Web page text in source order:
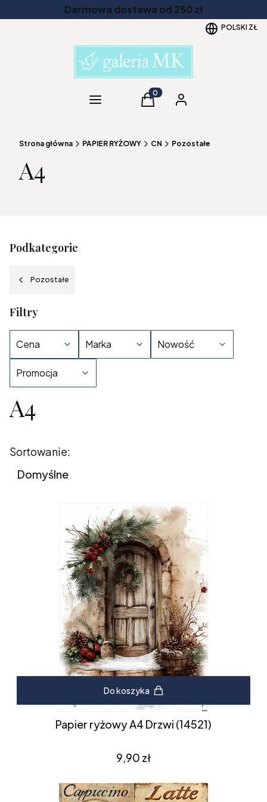
Darmowa dostawa od 250 zł
POLSKI ZŁ
Kategorie Produkty w koszyku: 0.
Koszyk Zaloguj się
Strona główna PAPIER RYŻOWY CN Pozostałe
A4
Podkategorie
Pozostałe
Filtry
Cena Marka Nowość
Promocja
Koniec filtrów
A4
Lista produktów
Sortowanie:
Domyślne
Do koszyka
Papier ryżowy A4 Drzwi (14521)
Cena
9,90 zł